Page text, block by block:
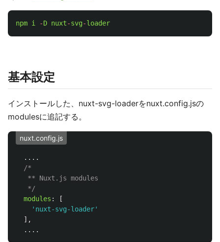
npm i -D nuxt-svg-loader
基本設定
インストールした、nuxt-svg-loaderをnuxt.config.jsの
modulesに追記する。
nuxt.config.js
....
/*
   ** Nuxt.js modules
   */
modules :
[
' nuxt-svg-loader'
],
....